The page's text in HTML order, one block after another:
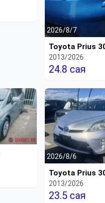
2026/8/7
Toyota Prius
2013/2026
24.8 сая
2026/8/6
Toyota Prius
2013/2026
23.5 сая